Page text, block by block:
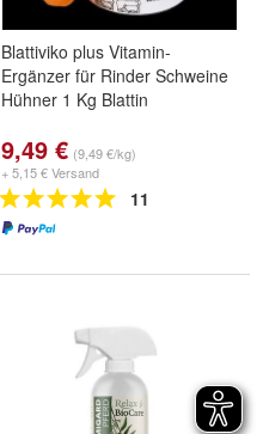
Blattiviko plus Vitamin-
Ergänzer für Rinder Schweine
Hühner 1 Kg Blattin
9,49 € (9,49 €/kg)
+ 5,15 € Versand
11